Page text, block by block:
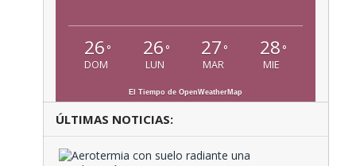
26 °
DOM
26 °
LUN
27 °
MAR
28 °
MIE
El Tiempo de OpenWeatherMap
ÚLTIMAS NOTICIAS: